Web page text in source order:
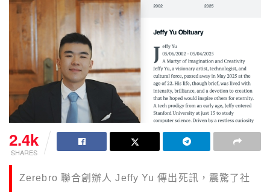
2.4k
SHARES
Zerebro 聯合創辦人 Jeffy Yu 傳出死訊，震驚了社